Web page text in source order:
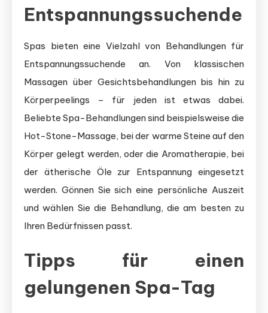
Entspannungssuchende
Spas bieten eine Vielzahl von Behandlungen für
Entspannungssuchende an. Von klassischen
Massagen über Gesichtsbehandlungen bis hin zu
Körperpeelings – für jeden ist etwas dabei.
Beliebte Spa-Behandlungen sind beispielsweise die
Hot-Stone-Massage, bei der warme Steine auf den
Körper gelegt werden, oder die Aromatherapie, bei
der ätherische Öle zur Entspannung eingesetzt
werden. Gönnen Sie sich eine persönliche Auszeit
und wählen Sie die Behandlung, die am besten zu
Ihren Bedürfnissen passt.
Tipps für einen
gelungenen Spa-Tag